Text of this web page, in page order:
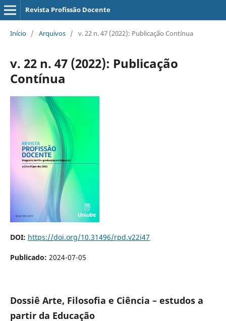
Revista Profissão Docente
Início / Arquivos / v. 22 n. 47 (2022): Publicação Contínua
v. 22 n. 47 (2022): Publicação
Contínua
DOI: https://doi.org/10.31496/rpd.v22i47
Publicado: 2024-07-05
Dossiê Arte, Filosofia e Ciência – estudos a
partir da Educação